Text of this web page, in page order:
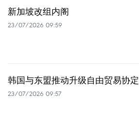
新加坡改组内阁
23/07/2026 09:59
韩国与东盟推动升级自由贸易协定
23/07/2026 09:57